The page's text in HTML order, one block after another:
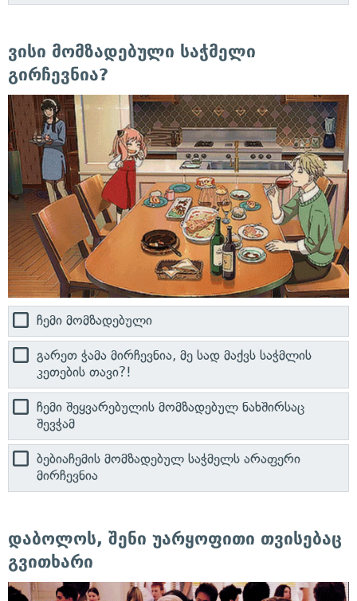
ვისი მომზადებული საჭმელი
გირჩევნია?
ჩემი მომზადებული
გარეთ ჭამა მირჩევნია, მე სად მაქვს საჭმლის
კეთების თავი?!
ჩემი შეყვარებულის მომზადებულ ნახშირსაც
შევჭამ
ბებიაჩემის მომზადებულ საჭმელს არაფერი
მირჩევნია
დაბოლოს, შენი უარყოფითი თვისებაც
გვითხარი